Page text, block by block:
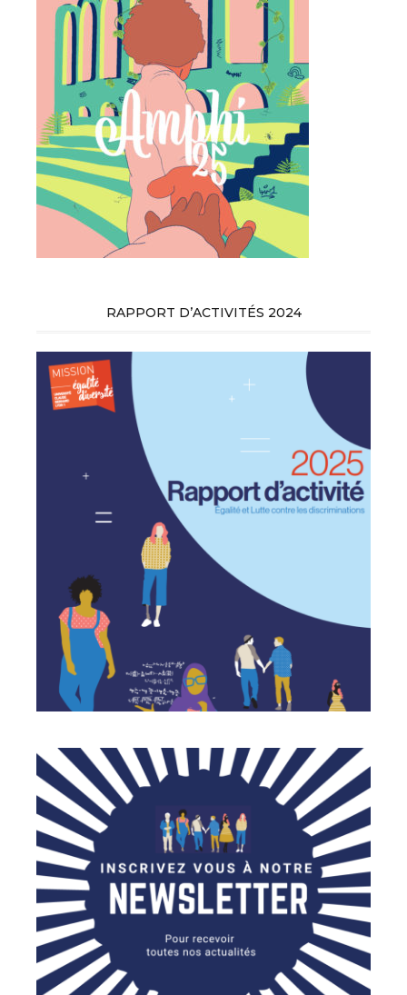
RAPPORT D’ACTIVITÉS 2024